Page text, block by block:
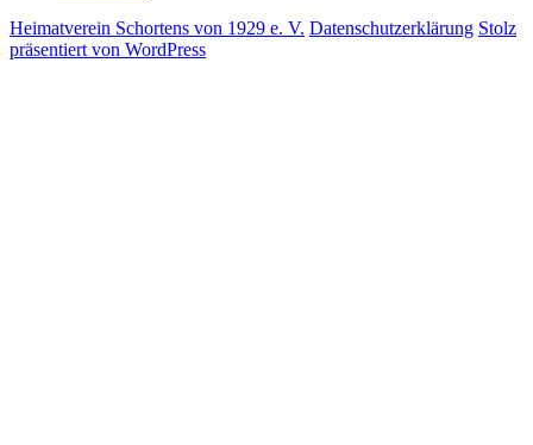
Heimatverein Schortens von 1929 e. V. Datenschutzerklärung Stolz
präsentiert von WordPress